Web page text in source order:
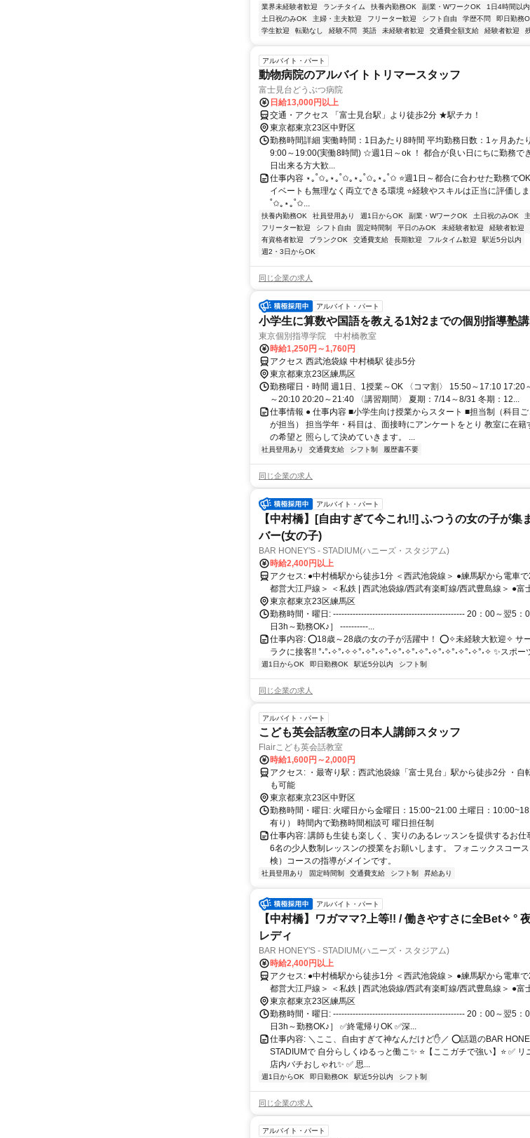
業界未経験者歓迎 ランチタイム 扶養内勤務OK 副業・WワークOK
1日4時間以
土日祝のみOK
主婦・主夫歓迎 フリーター歓迎 シフト自由 学歴不問 即日勤務
学生歓迎
転勤なし 経験不問 英語 未経験者歓迎 交通費全額支給 経験者歓迎
アルバイト・パート
動物病院のアルバイトトリマースタッフ
富士見台どうぶつ病院
日給13,000円以上
交通・アクセス 「富士見台駅」より徒歩2分 ★駅チカ！
東京都東京23区中野区
勤務時間詳細 実働時間：1日あたり8時間 平均勤務日数：1ヶ月あた
9:00～19:00(実働8時間) ☆週1日～ok ！ 都合が良い日にちに勤務で
日出来る方大歓...
仕事内容 ⋆｡˚✩｡⋆｡˚✩｡⋆｡˚✩｡⋆｡˚✩ ⭐週1日～都合に合わせた勤務でOK
イベートも無理なく両立できる環境 ⭐経験やスキルは正当に評価し
˚✩｡⋆｡˚✩...
扶養内勤務OK 社員登用あり 週1日からOK 副業・WワークOK 土日祝のみOK
フリーター歓迎
シフト自由 固定時間制 平日のみOK 未経験者歓迎 経験者歓迎
有資格者歓迎
ブランクOK 交通費支給 長期歓迎 フルタイム歓迎
駅近5分以内
週2・3日からOK
同じ企業の求人
アルバイト・パート
小学生に算数や国語を教える1対2までの個別指導塾
東京個別指導学院 中村橋教室
時給1,250円～1,760円
アクセス 西武池袋線 中村橋駅 徒歩5分
東京都東京23区練馬区
勤務曜日・時間 週1日、1授業～OK 〈コマ割〉 15:50～17:10 17:20
～20:10 20:20～21:40 〈講習期間〉 夏期：7/14～8/31 冬期：12...
仕事情報 ● 仕事内容 ■小学生向け授業からスタート ■担当制（科目
が担当） 担当学年・科目は、面接時にアンケートをとり 教室に在籍
の希望と 照らして決めていきます。 ...
社員登用あり 交通費支給 シフト制 履歴書不要
同じ企業の求人
アルバイト・パート
【中村橋】[自由すぎて今これ!!] ふつうの女の子が集
バー(女の子)
BAR HONEY'S - STADIUM(ハニーズ・スタジアム)
時給2,400円以上
アクセス: ●中村橋駅から徒歩1分 ＜西武池袋線＞ ●練馬駅から電車で2分 ＜地下鉄 |
都営大江戸線＞ ＜私鉄 | 西武池袋線/西武有楽町線/西武豊島線＞ ●富士見台駅から
徒歩10分 ＜西武池袋線＞ ●池袋駅から電車で13分 ＜JR | 山手線/埼京線/湘南新宿ラ
イン＞ ＜東京メトロ | 丸ノ内線/有楽町線/副都心線＞ ＜私鉄 | 西武池
線/つくばエクスプレス＞
東京都東京23区練馬区
勤務時間・曜日: ----------------------------------------------- 20：00～翌5：
日3h～勤務OK♪］ ----------...
仕事内容: ⭕18歳～28歳の女の子が活躍中！ ⭕✧未経験大歓迎✧ サ
ラクに接客!! °˖°˖✧°˖✧✧°˖✧°˖✧°˖✧°˖✧°˖✧°˖✧°˖✧°˖✧°˖✧°˖✧ ✨スポー
週1日からOK 即日勤務OK 駅近5分以内 シフト制
同じ企業の求人
アルバイト・パート
こども英会話教室の日本人講師スタッフ
Flairこども英会話教室
時給1,600円～2,000円
アクセス: ・最寄り駅：西武池袋線「富士見台」駅から徒歩2分 ・自転車での通勤
も可能
東京都東京23区中野区
勤務時間・曜日: 火曜日から金曜日：15:00~21:00 土曜日：
有り） 時間内で勤務時間相談可 曜日担任制
仕事内容: 講師も生徒も楽しく、実りのあるレッスンを提供するお仕
6名の少人数制レッスンの授業をお願いします。 フォニックスコー
検）コースの指導がメインです。
社員登用あり 固定時間制 交通費支給 シフト制 昇給あり
アルバイト・パート
【中村橋】ワガママ?上等!! / 働きやすさに全Bet✧ °
レディ
BAR HONEY'S - STADIUM(ハニーズ・スタジアム)
時給2,400円以上
アクセス: ●中村橋駅から徒歩1分 ＜西武池袋線＞ ●練馬駅から電車で2分 ＜地下鉄 |
都営大江戸線＞ ＜私鉄 | 西武池袋線/西武有楽町線/西武豊島線＞ ●富士見台駅から
徒歩10分 ＜西武池袋線＞ ●池袋駅から電車で13分 ＜JR | 山手線/埼京線/湘南新宿ラ
イン＞ ＜東京メトロ | 丸ノ内線/有楽町線/副都心線＞ ＜私鉄 | 西武池
線/つくばエクスプレス＞
東京都東京23区練馬区
勤務時間・曜日: ----------------------------------------------- 20：00～翌5：
日3h～勤務OK♪］ ✅終電帰りOK ✅深...
仕事内容: ＼ここ、自由すぎて神なんだけど✋／ ⭕話題のBAR
STADIUMで 自分らしくゆるっと働こ✨ ⭐【ここガチで強い】⭐ ✅ リ
店内バチおしゃれ✨ ✅ 思...
週1日からOK 即日勤務OK 駅近5分以内 シフト制
同じ企業の求人
アルバイト・パート